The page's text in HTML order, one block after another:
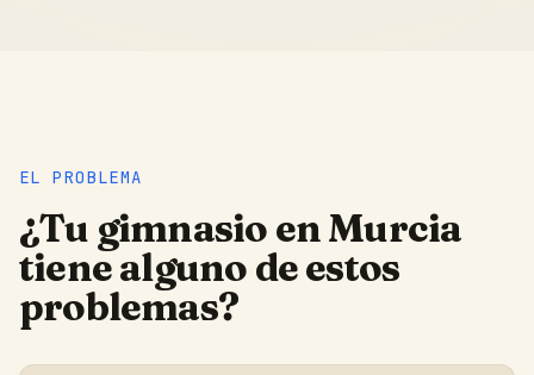
EL PROBLEMA
¿Tu gimnasio enMurcia
tiene alguno de estos
problemas?